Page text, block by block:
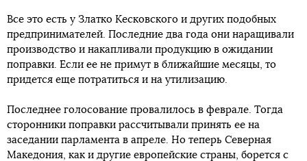
Все это есть у Златко Кесковского и других подобных
предпринимателей. Последние два года они наращивали
производство и накапливали продукцию в ожидании
поправки. Если ее не примут в ближайшие месяцы, то
придется еще потратиться и на утилизацию.
Последнее голосование провалилось в феврале. Тогда
сторонники поправки рассчитывали принять ее на
заседании парламента в апреле. Но теперь Северная
Македония, как и другие европейские страны, борется с